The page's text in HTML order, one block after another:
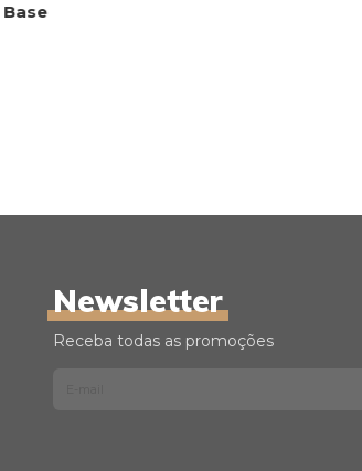
Base
Newsletter
Receba todas as promoções